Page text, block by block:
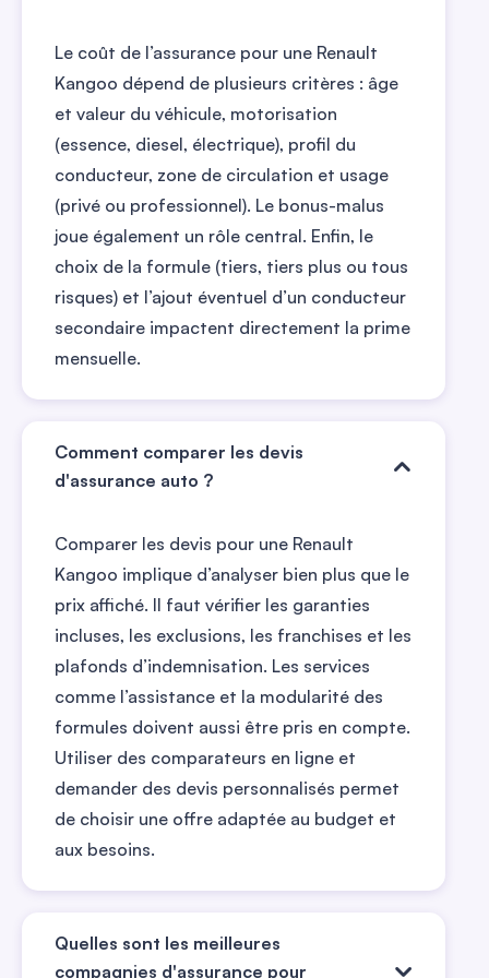
Le coût de l’assurance pour une Renault
Kangoo dépend de plusieurs critères : âge
et valeur du véhicule, motorisation
(essence, diesel, électrique), profil du
conducteur, zone de circulation et usage
(privé ou professionnel). Le bonus-malus
joue également un rôle central. Enfin, le
choix de la formule (tiers, tiers plus ou tous
risques) et l’ajout éventuel d’un conducteur
secondaire impactent directement la prime
mensuelle.
Comment comparer les devis
d'assurance auto ?
Comparer les devis pour une Renault
Kangoo implique d’analyser bien plus que le
prix affiché. Il faut vérifier les garanties
incluses, les exclusions, les franchises et les
plafonds d’indemnisation. Les services
comme l’assistance et la modularité des
formules doivent aussi être pris en compte.
Utiliser des comparateurs en ligne et
demander des devis personnalisés permet
de choisir une offre adaptée au budget et
aux besoins.
Quelles sont les meilleures
compagnies d'assurance pour